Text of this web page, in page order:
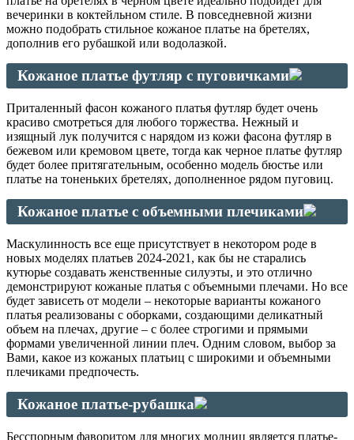
вечеринки в коктейльном стиле. В повседневной жизни
можно подобрать стильное кожаное платье на бретелях,
дополнив его рубашкой или водолазкой.
Кожаное платье футляр с пуговичками
Приталенный фасон кожаного платья футляр будет очень
красиво смотреться для любого торжества. Нежный и
изящный лук получится с нарядом из кожи фасона футляр в
бежевом или кремовом цвете, тогда как черное платье футляр
будет более притягательным, особенно модель бюстье или
платье на тоненьких бретелях, дополненное рядом пуговиц.
Кожаное платье с объемными плечиками
Маскулинность все еще присутствует в некотором роде в
новых моделях платьев 2024-2021, как бы не старались
кутюрье создавать женственные силуэты, и это отлично
демонстрируют кожаные платья с объемными плечами. Но все
будет зависеть от модели – некоторые варианты кожаного
платья реализованы с оборками, создающими деликатный
объем на плечах, другие – с более строгими и прямыми
формами увеличенной линии плеч. Одним словом, выбор за
Вами, какое из кожаных платьиц с широкими и объемными
плечиками предпочесть.
Кожаное платье-рубашка
Бесспорным фаворитом для многих модниц является платье-